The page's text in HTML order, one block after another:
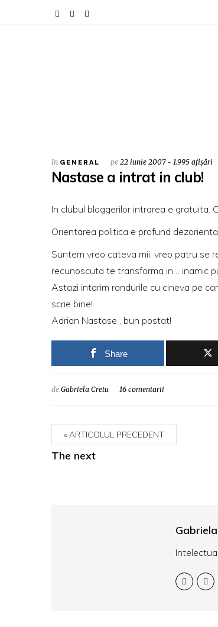
In GENERAL pe 22 iunie 2007 - 1.995 afișări
Nastase a intrat in club!
In clubul bloggerilor intrarea e gratuita.
Orientarea politica e profund
Suntem vreo cateva mii; vreo patru se
recunoscuta te transforma in… inamic
Astazi intarim randurile cu cineva pe
scrie bine!
Adrian Nastase , bun postat!
Share
de Gabriela Cretu 16 comentarii
ARTICOLUL PRECEDENT
The next